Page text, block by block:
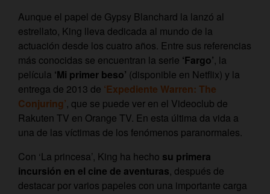
Aunque el papel de Gypsy Blanchard la lanzó al
estrellato, King lleva dedicada al mundo de la
actuación desde los cuatro años. Entre sus referencias
más conocidas se encuentran la serie ‘Fargo’, la
película ‘Mi primer beso’ (disponible en Netflix) y la
entrega de 2013 de ‘Expediente Warren: The
Conjuring’, que se puede ver en el Videoclub de
Rakuten TV en Orange TV. En esta última da vida a
una de las víctimas de los fenómenos paranormales.
Con ‘La princesa’, King ha hecho su primera
incursión en el cine de aventuras, después de
destacar por varios papeles con una importante carga